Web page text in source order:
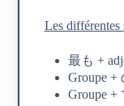
Les différentes
最も +
Groupe +
Groupe +